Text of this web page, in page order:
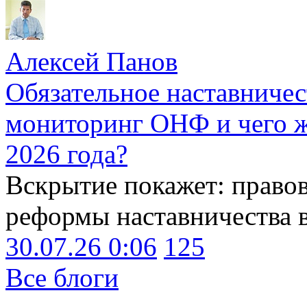
Алексей Панов
Обязательное
мониторинг ОНФ и чего
2026 года?
Вскрытие покажет:
реформы наставничества
30.07.26 0:06 125
Все блоги